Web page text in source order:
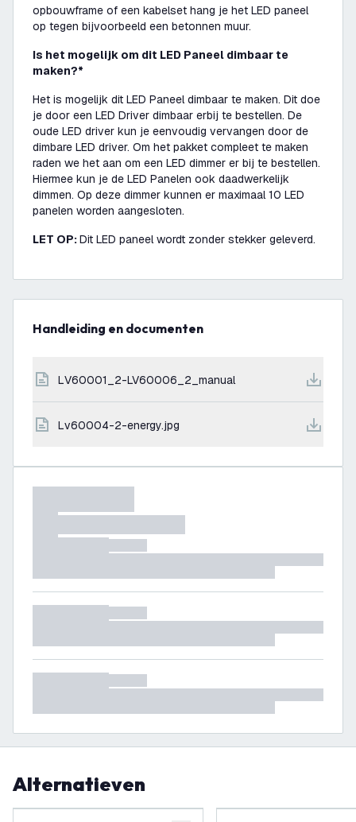
opbouwframe of een kabelset hang je het LED paneel
op tegen bijvoorbeeld een betonnen muur.
Is het mogelijk om dit LED Paneel dimbaar te
maken?*
Het is mogelijk dit LED Paneel dimbaar te maken. Dit doe
je door een LED Driver dimbaar erbij te bestellen. De
oude LED driver kun je eenvoudig vervangen door de
dimbare LED driver. Om het pakket compleet te maken
raden we het aan om een LED dimmer er bij te bestellen.
Hiermee kun je de LED Panelen ook daadwerkelijk
dimmen. Op deze dimmer kunnen er maximaal 10 LED
panelen worden aangesloten.
LET OP:Dit LED paneel wordt zonder stekker geleverd.
Handleiding en documenten
LV60001_2-LV60006_2_manual
lv60004-2-energy.jpg
Alternatieven